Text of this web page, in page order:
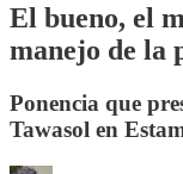
El bueno, el
manejo de la
Ponencia que
Tawasol en